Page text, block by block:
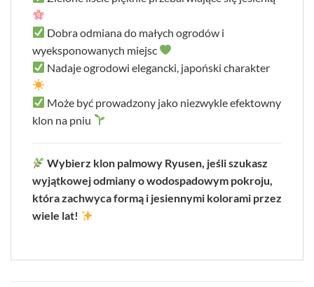
Dobra odmiana do małych ogrodów i
wyeksponowanych miejsc
Nadaje ogrodowi elegancki, japoński charakter
Może być prowadzony jako niezwykle efektowny
klon na pniu
Wybierz klon palmowy Ryusen, jeśli szukasz
wyjątkowej odmiany o wodospadowym pokroju,
która zachwyca formą i jesiennymi kolorami przez
wiele lat!